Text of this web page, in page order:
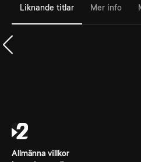
Liknande titlar Mer info
Allmänna villkor